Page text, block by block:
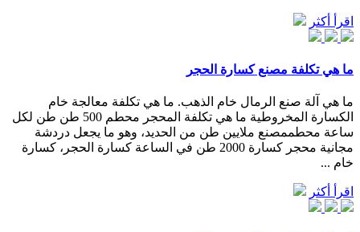
اقرأ أكثر
ما هي تكلفة مصنع كسارة الحجر
ما هي آلة صنع الرمال خام الذهب. ما هي تكلفة معالجة خام
الكسارة المخروطية ما هي تكلفة المحجر محطم 500 طن طن لكل
ساعة محطممصنع ملايين طن من الحديد، وهو ما يجعل دردشة
مجانية محجر كسارة 2000 طن في الساعة كسارة الحجر، كسارة
خام ...
اقرأ أكثر